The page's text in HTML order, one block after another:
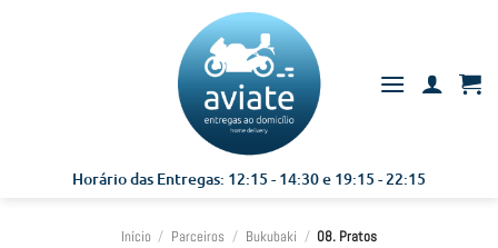
Horário das Entregas: 12:15 - 14:30 e 19:15 - 22:15
Início / Parceiros / Bukubaki / 08. Pratos